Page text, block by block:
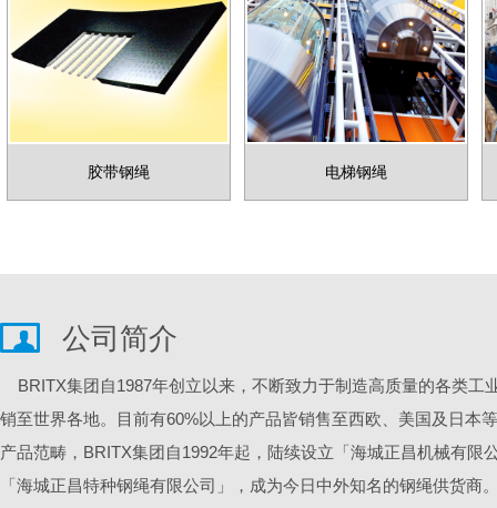
胶带钢绳 电梯钢绳
公司简介
BRITX集团自1987年创立以来，不断致力于制造高质量的各类工
销至世界各地。目前有60%以上的产品皆销售至西欧、美国及日本
产品范畴，BRITX集团自1992年起，陆续设立「海城正昌机械有限
「海城正昌特种钢绳有限公司」，成为今日中外知名的钢绳供货商